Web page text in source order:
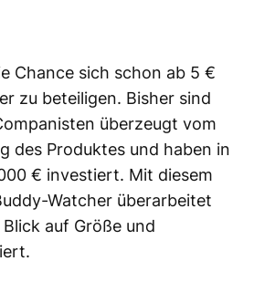
Chance sich schon ab 5 €
zu beteiligen. Bisher sind
überzeugt vom
des Produktes und haben in
€ investiert. Mit diesem
Watcher überarbeitet
auf Größe und